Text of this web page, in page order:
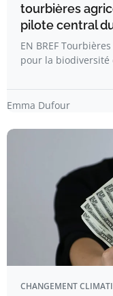
tourbières
pilote central
EN BREF
pour la biodiversité
Emma Dufour
CHANGEMENT